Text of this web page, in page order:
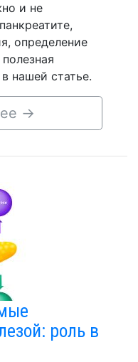
и не
определение
нашей статье.
→
роль в